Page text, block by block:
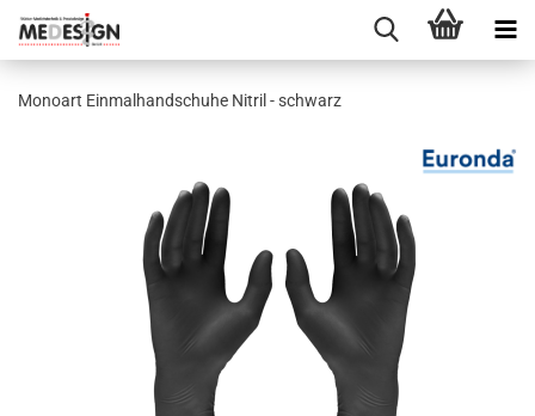
Mo­no­art Ein­mal­hand­schu­he Ni­tril - schwarz